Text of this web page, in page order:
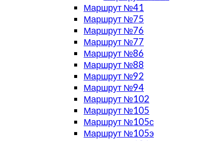
Маршрут №41
Маршрут №75
Маршрут №76
Маршрут №77
Маршрут №86
Маршрут №88
Маршрут №92
Маршрут №94
Маршрут №102
Маршрут №105
Маршрут №105с
Маршрут №105э